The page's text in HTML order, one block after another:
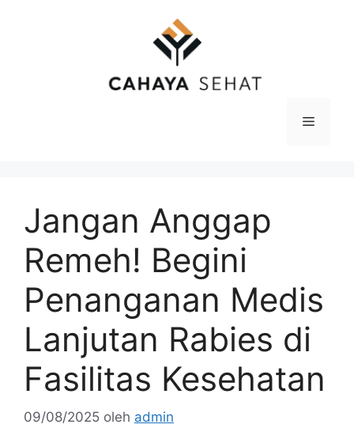
Menu
Jangan Anggap
Remeh! Begini
Penanganan Medis
Lanjutan Rabies di
Fasilitas Kesehatan
09/08/2025 oleh admin